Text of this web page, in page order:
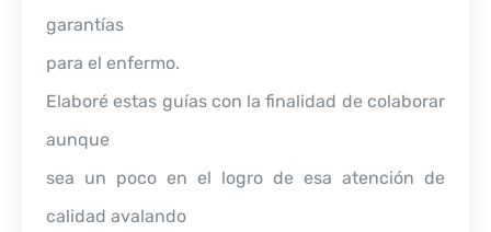
garantías
para el enfermo.
Elaboré estas guías con la finalidad de colaborar
aunque
sea un poco en el logro de esa atención de
calidad avalando